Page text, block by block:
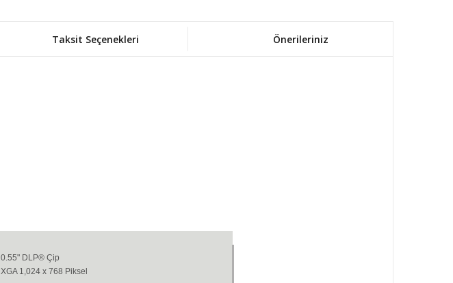
Taksit Seçenekleri Önerileriniz
0.55" DLP® Çip
XGA 1,024 x 768 Piksel